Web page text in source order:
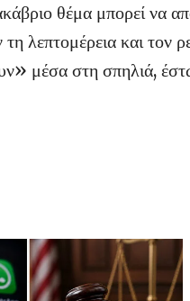
θέμα μπορεί να
τη λεπτομέρεια και
μέσα στη σπηλιά,